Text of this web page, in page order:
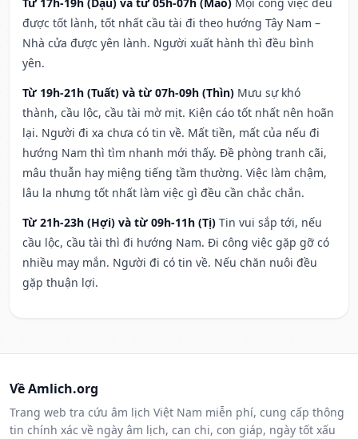
được tốt lành, tốt nhất cầu tài đi theo hướng Tây Nam –
Nhà cửa được yên lành. Người xuất hành thì đều bình
yên.
Từ 19h-21h (Tuất) và từ 07h-09h (Thìn) Mưu sự khó
thành, cầu lộc, cầu tài mờ mịt. Kiện cáo tốt nhất nên hoãn
lại. Người đi xa chưa có tin về. Mất tiền, mất của nếu đi
hướng Nam thì tìm nhanh mới thấy. Đề phòng tranh cãi,
mâu thuẫn hay miệng tiếng tầm thường. Việc làm chậm,
lâu la nhưng tốt nhất làm việc gì đều cần chắc chắn.
Từ 21h-23h (Hợi) và từ 09h-11h (Tị) Tin vui sắp tới, nếu
cầu lộc, cầu tài thì đi hướng Nam. Đi công việc gặp gỡ có
nhiều may mắn. Người đi có tin về. Nếu chăn nuôi đều
gặp thuận lợi.
Về Amlich.org
Trang web tra cứu âm lịch Việt Nam miễn phí, cung cấp thông
tin chính xác về ngày âm lịch, can chi, con giáp, ngày tốt xấu